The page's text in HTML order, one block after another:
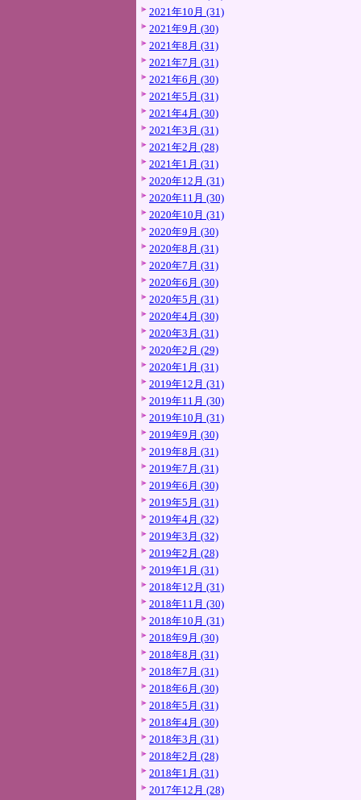
2021年10月 (31)
2021年9月 (30)
2021年8月 (31)
2021年7月 (31)
2021年6月 (30)
2021年5月 (31)
2021年4月 (30)
2021年3月 (31)
2021年2月 (28)
2021年1月 (31)
2020年12月 (31)
2020年11月 (30)
2020年10月 (31)
2020年9月 (30)
2020年8月 (31)
2020年7月 (31)
2020年6月 (30)
2020年5月 (31)
2020年4月 (30)
2020年3月 (31)
2020年2月 (29)
2020年1月 (31)
2019年12月 (31)
2019年11月 (30)
2019年10月 (31)
2019年9月 (30)
2019年8月 (31)
2019年7月 (31)
2019年6月 (30)
2019年5月 (31)
2019年4月 (32)
2019年3月 (32)
2019年2月 (28)
2019年1月 (31)
2018年12月 (31)
2018年11月 (30)
2018年10月 (31)
2018年9月 (30)
2018年8月 (31)
2018年7月 (31)
2018年6月 (30)
2018年5月 (31)
2018年4月 (30)
2018年3月 (31)
2018年2月 (28)
2018年1月 (31)
2017年12月 (28)